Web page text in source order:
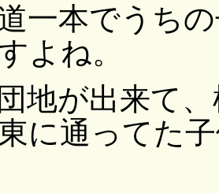
一本でうち
よね。
地が出来て
に通ってた